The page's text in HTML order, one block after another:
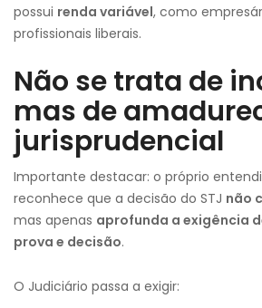
possui renda variável, como
profissionais liberais.
Não se trata de
mas de
jurisprudencial
Importante destacar: o próprio
reconhece que a decisão do STJ não
mas apenas aprofunda a exigência
prova e decisão.
O Judiciário passa a exigir: